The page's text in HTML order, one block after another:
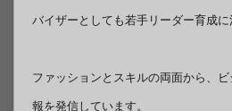
バイザーとしても若手リーダー育成に
ファッションとスキルの両面から、
報を発信しています。